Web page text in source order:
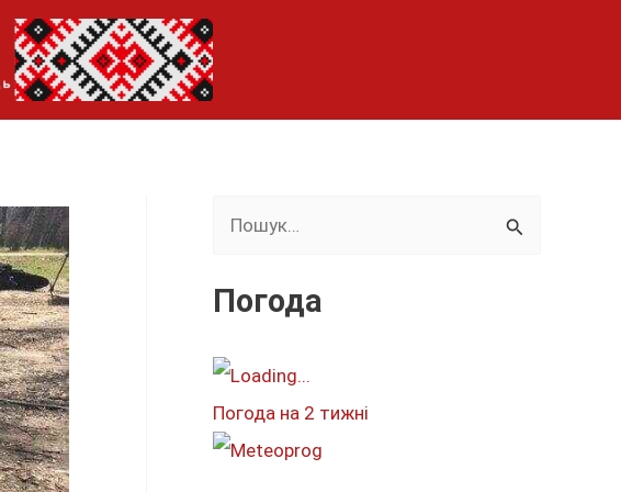
к
т
:
Погода
Погода на 2 тижні